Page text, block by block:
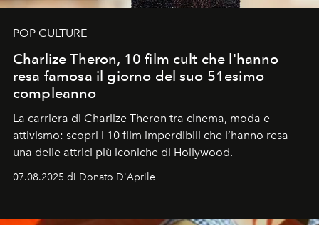
POP CULTURE
Charlize Theron, 10 film cult che l'hanno
resa famosa il giorno del suo 51esimo
compleanno
La carriera di Charlize Theron tra cinema, moda e
attivismo: scopri i 10 film imperdibili che l’hanno resa
una delle attrici più iconiche di Hollywood.
07.08.2025 di Donato D'Aprile